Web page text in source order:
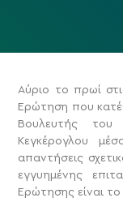
Αύριο το πρωί
Ερώτηση που
Βουλευτής
Κεγκέρογλου
απαντήσεις
εγγυημένης
Ερώτησης είναι